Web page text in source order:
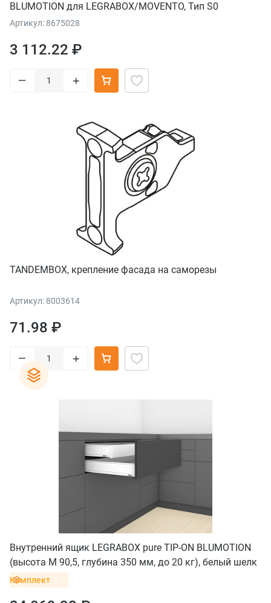
BLUMOTION для LEGRABOX/MOVENTO, Тип S0
Артикул: 8675028
3 112.22 ₽
– +
TANDEMBOX, крепление фасада на саморезы
Артикул: 8003614
71.98 ₽
– +
Внутренний ящик LEGRABOX pure TIP-ON BLUMOTION
(высота M 90,5, глубина 350 мм, до 20 кг), белый шелк
Комплект